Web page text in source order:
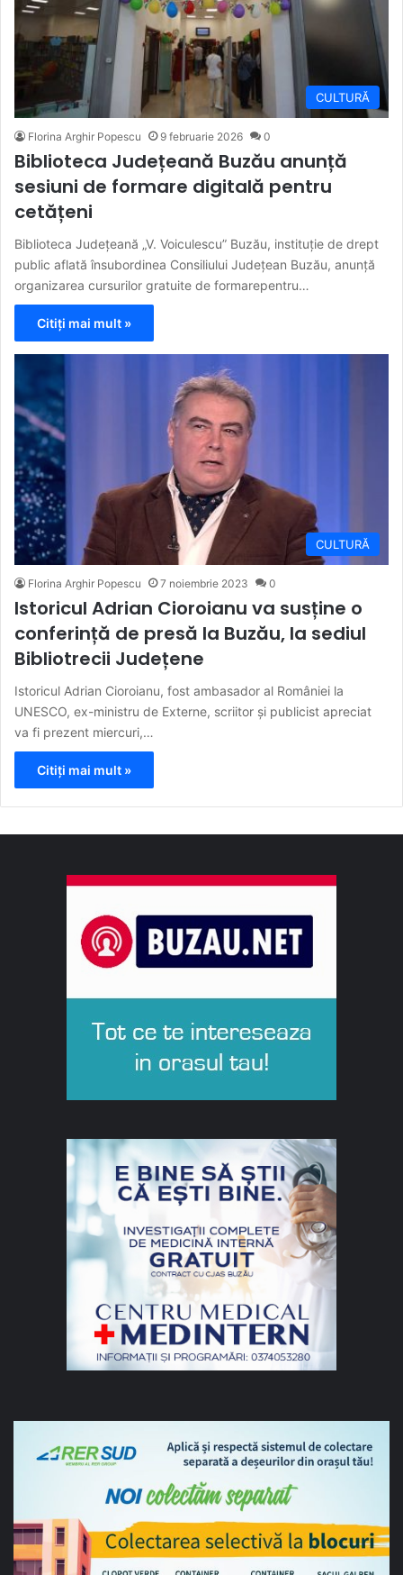
CULTURĂ
Florina Arghir Popescu 9 februarie 2026 0
Biblioteca Județeană Buzău anunță
sesiuni de formare digitală pentru
cetățeni
Biblioteca Județeană „V. Voiculescu” Buzău, instituție de drept
public aflată însubordinea Consiliului Județean Buzău, anunță
organizarea cursurilor gratuite de formarepentru…
Citiți mai mult »
CULTURĂ
Florina Arghir Popescu 7 noiembrie 2023 0
Istoricul Adrian Cioroianu va susține o
conferință de presă la Buzău, la sediul
Bibliotrecii Județene
Istoricul Adrian Cioroianu, fost ambasador al României la
UNESCO, ex-ministru de Externe, scriitor și publicist apreciat
va fi prezent miercuri,…
Citiți mai mult »